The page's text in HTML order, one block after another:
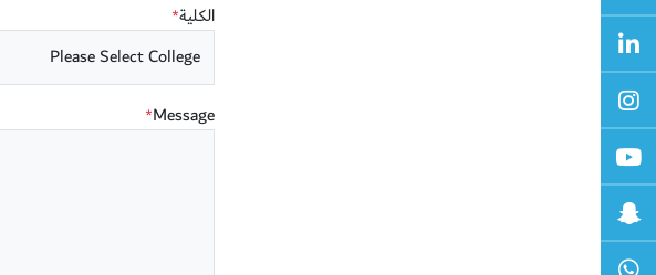
الكلية*
Message
*